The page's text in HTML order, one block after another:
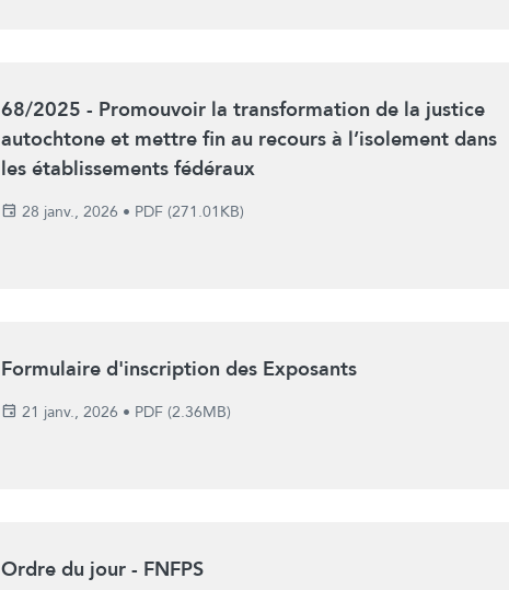
68/2025 - Promouvoir la transformation de la justice
autochtone et mettre fin au recours à l’isolement dans
les établissements fédéraux
28 janv., 2026 • PDF (271.01KB)
Formulaire d'inscription des Exposants
21 janv., 2026 • PDF (2.36MB)
Ordre du jour - FNFPS